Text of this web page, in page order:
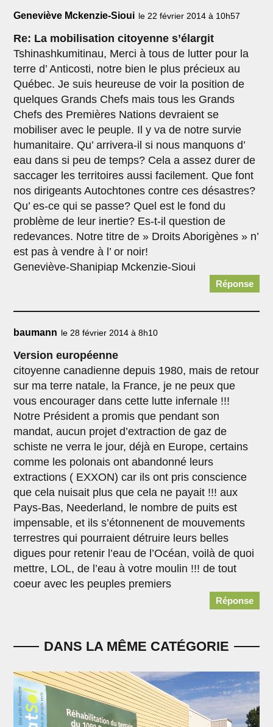
Geneviève Mckenzie-Sioui le 22 février 2014 à 10h57
Re: La mobilisation citoyenne s’élargit
Tshinashkumitinau, Merci à tous de lutter pour la
terre d’ Anticosti, notre bien le plus précieux au
Québec. Je suis heureuse de voir la position de
quelques Grands Chefs mais tous les Grands
Chefs des Premières Nations devraient se
mobiliser avec le peuple. Il y va de notre survie
humanitaire. Qu’ arrivera-il si nous manquons d’
eau dans si peu de temps? Cela a assez durer de
saccager les territoires aussi facilement. Que font
nos dirigeants Autochtones contre ces désastres?
Qu’ es-ce qui se passe? Quel est le fond du
problème de leur inertie? Es-t-il question de
redevances. Notre titre de » Droits Aborigènes » n’
est pas à vendre à l’ or noir!
Geneviève-Shanipiap Mckenzie-Sioui
Réponse
baumann le 28 février 2014 à 8h10
Version européenne
citoyenne canadienne depuis 1980, mais de retour
sur ma terre natale, la France, je ne peux que
vous encourager dans cette lutte infernale !!!
Notre Président a promis que pendant son
mandat, aucun projet d’extraction de gaz de
schiste ne verra le jour, déjà en Europe, certains
comme les polonais ont abandonné leurs
extractions ( EXXON) car ils ont pris conscience
que cela nuisait plus que cela ne payait !!! aux
Pays-Bas, Neederland, le nombre de puits est
impensable, et ils s’étonnenent de mouvements
terrestres qui pourraient détruire leurs belles
digues pour retenir l’eau de l’Océan, voilà de quoi
mettre, LOL, de l’eau à votre moulin !!! de tout
coeur avec les peuples premiers
Réponse
DANS LA MÊME CATÉGORIE